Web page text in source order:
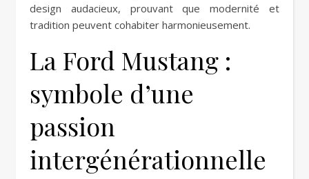
design audacieux, prouvant que modernité et
tradition peuvent cohabiter harmonieusement.
La Ford Mustang :
symbole d’une
passion
intergénérationnelle